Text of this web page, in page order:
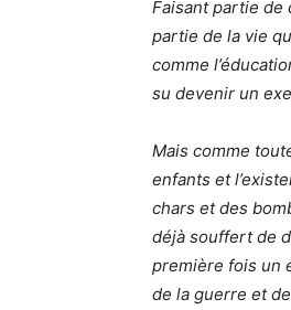
Faisant partie
partie de la vie
comme
su devenir un
Mais comme
enfants et
chars et des
déjà souffert de
première fois un
de la guerre et